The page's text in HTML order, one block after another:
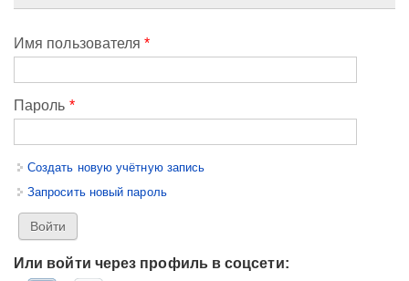
Имя пользователя*
Пароль *
Создать новую учётную запись
Запросить новый пароль
Или войти через профиль в соцсети: